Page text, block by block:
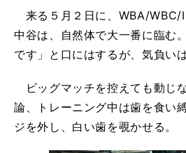
来る５月２日に、WBA/WBC/
中谷は、自然体で大一番に臨む
です」と口にはするが、気負い
ビッグマッチを控えても動じ
論、トレーニング中は歯を食い
ジを外し、白い歯を覗かせる。